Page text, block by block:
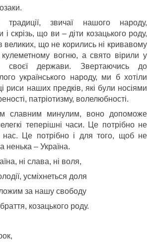
традиції, звичаї нашого народу,
і скрізь, що ви – діти козацького роду,
великих, що не корились ні кривавому
кулеметному вогню, а свято вірили у
своєї держави. Звертаючись до
українського народу, ми б хотіли
риси наших предків, які були носіями
патріотизму, волелюбності.
славним минулим, воно допоможе
теперішні часи. Це потрібно не
нас. Це потрібно і для того, щоб не
ненька – Україна.
ні слава, ні воля,
усміхнеться доля
за нашу свободу
козацького роду.